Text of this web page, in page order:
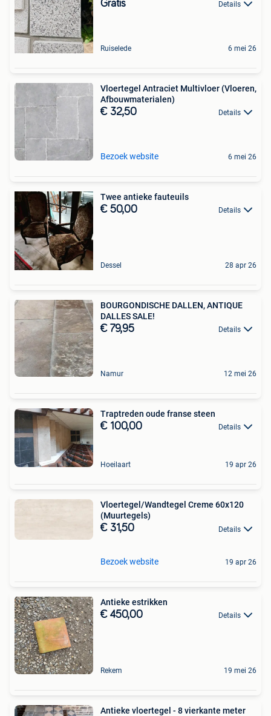
Gratis Details
Ruiselede 6 mei 26
Vloertegel Antraciet Multivloer (Vloeren,
Afbouwmaterialen)
€ 32,50 Details
Bezoek website 6 mei 26
Twee antieke fauteuils
€ 50,00 Details
Dessel 28 apr 26
BOURGONDISCHE DALLEN, ANTIQUE
DALLES SALE!
€ 79,95 Details
Namur 12 mei 26
Traptreden oude franse steen
€ 100,00 Details
Hoeilaart 19 apr 26
Vloertegel/Wandtegel Creme 60x120
(Muurtegels)
€ 31,50 Details
Bezoek website 19 apr 26
Antieke estrikken
€ 450,00 Details
Rekem 19 mei 26
Antieke vloertegel - 8 vierkante meter